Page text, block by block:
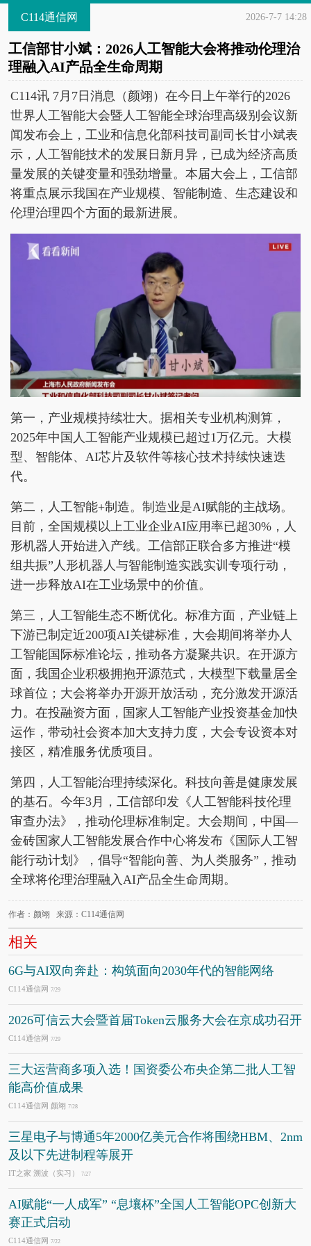
C114通信网 2026-7-7 14:28
工信部甘小斌：2026人工智能大会将推动伦理治
理融入AI产品全生命周期
C114讯 7月7日消息（颜翊）在今日上午举行的2026
世界人工智能大会暨人工智能全球治理高级别会议新
闻发布会上，工业和信息化部科技司副司长甘小斌表
示，人工智能技术的发展日新月异，已成为经济高质
量发展的关键变量和强劲增量。本届大会上，工信部
将重点展示我国在产业规模、智能制造、生态建设和
伦理治理四个方面的最新进展。
第一，产业规模持续壮大。据相关专业机构测算，
2025年中国人工智能产业规模已超过1万亿元。大模
型、智能体、AI芯片及软件等核心技术持续快速迭
代。
第二，人工智能+制造。制造业是AI赋能的主战场。
目前，全国规模以上工业企业AI应用率已超30%，人
形机器人开始进入产线。工信部正联合多方推进“模
组共振”人形机器人与智能制造实践实训专项行动，
进一步释放AI在工业场景中的价值。
第三，人工智能生态不断优化。标准方面，产业链上
下游已制定近200项AI关键标准，大会期间将举办人
工智能国际标准论坛，推动各方凝聚共识。在开源方
面，我国企业积极拥抱开源范式，大模型下载量居全
球首位；大会将举办开源开放活动，充分激发开源活
力。在投融资方面，国家人工智能产业投资基金加快
运作，带动社会资本加大支持力度，大会专设资本对
接区，精准服务优质项目。
第四，人工智能治理持续深化。科技向善是健康发展
的基石。今年3月，工信部印发《人工智能科技伦理
审查办法》，推动伦理标准制定。大会期间，中国—
金砖国家人工智能发展合作中心将发布《国际人工智
能行动计划》，倡导“智能向善、为人类服务”，推动
全球将伦理治理融入AI产品全生命周期。
作者：颜翊 来源：C114通信网
相关
6G与AI双向奔赴：构筑面向2030年代的智能网络
C114通信网 7/29
2026可信云大会暨首届Token云服务大会在京成功召开
C114通信网 7/29
三大运营商多项入选！国资委公布央企第二批人工智
能高价值成果
C114通信网 颜翊 7/28
三星电子与博通5年2000亿美元合作将围绕HBM、2nm
及以下先进制程等展开
IT之家 溯波（实习） 7/27
AI赋能“一人成军” “息壤杯”全国人工智能OPC创新大
赛正式启动
C114通信网 7/22